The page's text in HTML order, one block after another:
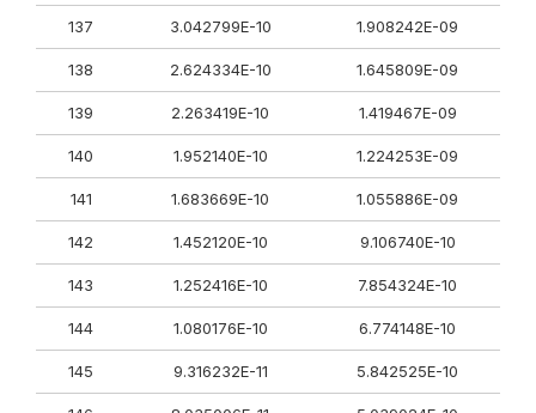
137 3.042799E-10 1.908242E-09
138 2.624334E-10 1.645809E-09
139 2.263419E-10 1.419467E-09
140 1.952140E-10 1.224253E-09
141 1.683669E-10 1.055886E-09
142 1.452120E-10 9.106740E-10
143 1.252416E-10 7.854324E-10
144 1.080176E-10 6.774148E-10
145 9.316232E-11 5.842525E-10